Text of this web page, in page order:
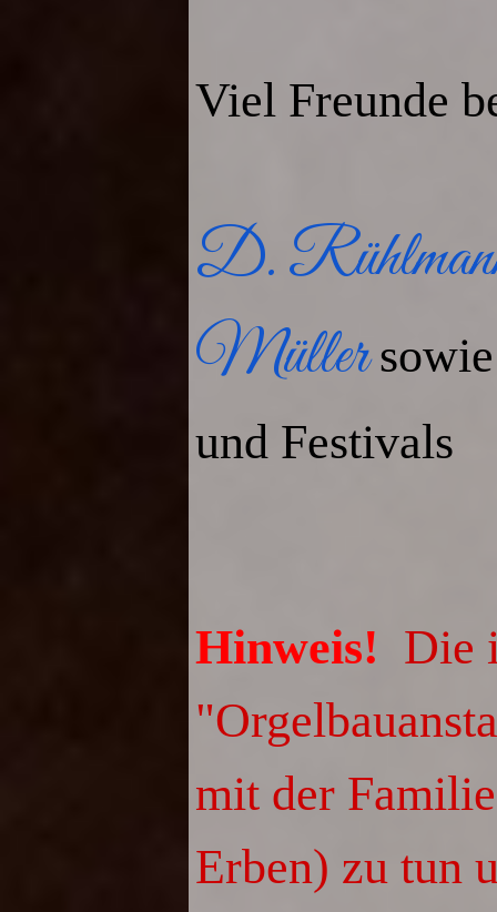
Viel Freunde
D.
Müller
und Festivals
Hinweis! Die
mit der
Erben) zu tun